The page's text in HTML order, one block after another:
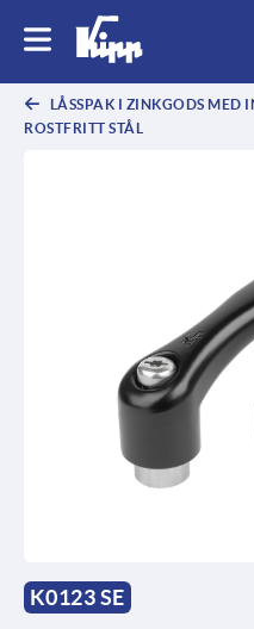
LÅSSPAK I ZINKGODS MED
ROSTFRITT STÅL
K0123 SE